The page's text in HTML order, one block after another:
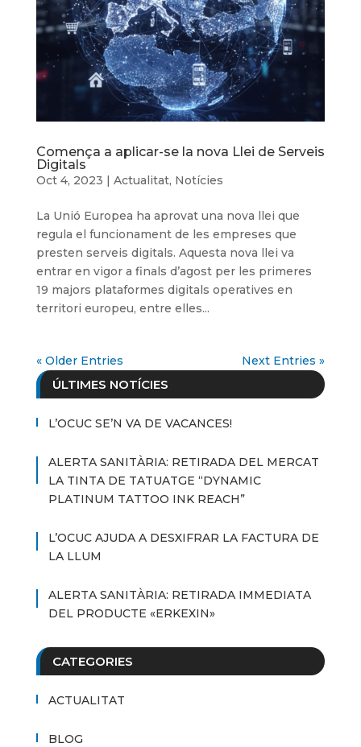
Comença a aplicar-se la nova Llei de Serveis
Digitals
Oct 4, 2023 | Actualitat, Notícies
La Unió Europea ha aprovat una nova llei que
regula el funcionament de les empreses que
presten serveis digitals. Aquesta nova llei va
entrar en vigor a finals d’agost per les primeres
19 majors plataformes digitals operatives en
territori europeu, entre elles...
« Older Entries Next Entries »
ÚLTIMES NOTÍCIES
L’OCUC SE’N VA DE VACANCES!
ALERTA SANITÀRIA: RETIRADA DEL MERCAT
LA TINTA DE TATUATGE “DYNAMIC
PLATINUM TATTOO INK REACH”
L’OCUC AJUDA A DESXIFRAR LA FACTURA DE
LA LLUM
ALERTA SANITÀRIA: RETIRADA IMMEDIATA
DEL PRODUCTE «ERKEXIN»
CATEGORIES
ACTUALITAT
BLOG